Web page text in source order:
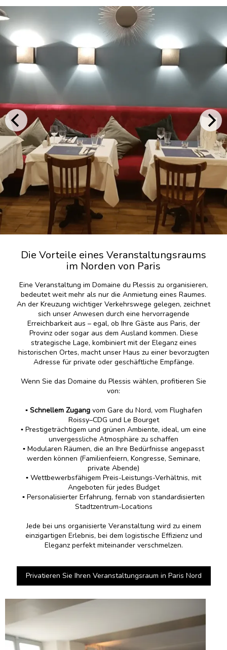
Die Vorteile eines Veranstaltungsraums
im Norden von Paris
Eine Veranstaltung im Domaine du Plessis zu organisieren,
bedeutet weit mehr als nur die Anmietung eines Raumes.
An der Kreuzung wichtiger Verkehrswege gelegen, zeichnet
sich unser Anwesen durch eine hervorragende
Erreichbarkeit aus – egal, ob Ihre Gäste aus Paris, der
Provinz oder sogar aus dem Ausland kommen. Diese
strategische Lage, kombiniert mit der Eleganz eines
historischen Ortes, macht unser Haus zu einer bevorzugten
Adresse für private oder geschäftliche Empfänge.
Wenn Sie das Domaine du Plessis wählen, profitieren Sie
von:
▪️ Schnellem Zugangvom Gare du Nord, vom Flughafen
Roissy–CDG und Le Bourget
▪️ Prestigeträchtigem und grünen Ambiente, ideal, um eine
unvergessliche Atmosphäre zu schaffen
▪️ Modularen Räumen, die an Ihre Bedürfnisse angepasst
werden können (Familienfeiern, Kongresse, Seminare,
private Abende)
▪️ Wettbewerbsfähigem Preis-Leistungs-Verhältnis, mit
Angeboten für jedes Budget
▪️ Personalisierter Erfahrung, fernab von standardisierten
Stadtzentrum-Locations
Jede bei uns organisierte Veranstaltung wird zu einem
einzigartigen Erlebnis, bei dem logistische Effizienz und
Eleganz perfekt miteinander verschmelzen.
Privatieren Sie Ihren Veranstaltungsraum in Paris Nord